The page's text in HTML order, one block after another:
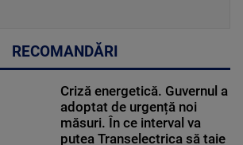
RECOMANDĂRI
Criză energetică. Guvernul a
adoptat de urgență noi
măsuri. În ce interval va
putea Transelectrica să taie